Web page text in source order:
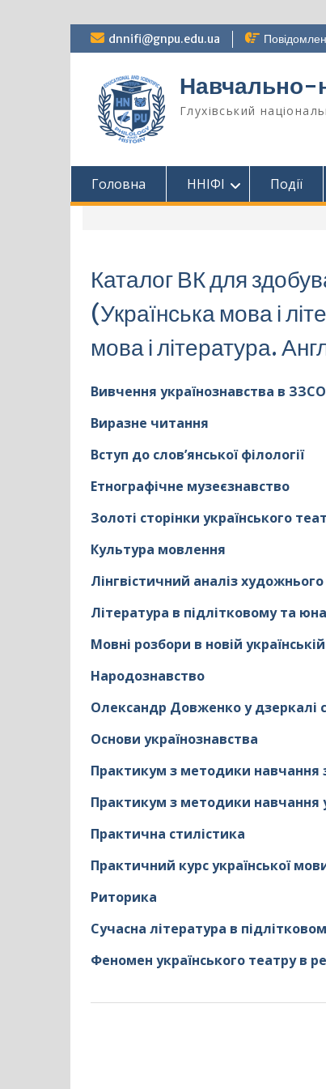
Перейти
до
dnnifi@gnpu.edu.ua
Навчально-
Глухівський
Головна ННІФІ Події
Каталог ВК для
(Українська мова і
мова і література.
Вивчення українознавства в ЗЗСО
Виразне читання
Вступ до слов’янської філології
Етнографічне музеєзнавство
Золоті сторінки українського
Культура мовлення
Лінгвістичний аналіз
Література в підлітковому та
Мовні розбори в новій
Народознавство
Олександр Довженко у дзеркалі
Основи українознавства
Практикум з методики навчання
Практикум з методики навчання
Практична стилістика
Практичний курс української
Риторика
Сучасна література в
Феномен українського театру в